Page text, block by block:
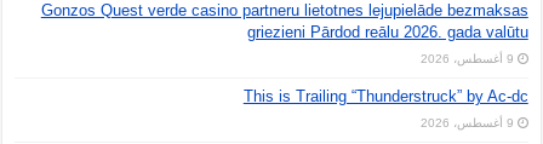
Gonzos Quest verde casino partneru lietotnes lejupielāde bezmaksas
griezieni Pārdod reālu 2026. gada valūtu
9 أغسطس، 2026
This is Trailing “Thunderstruck” by Ac-dc
9 أغسطس، 2026